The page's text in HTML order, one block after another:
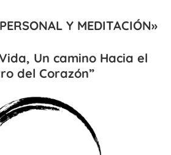
Y MEDITACIÓN»
Un camino Hacia el
del Corazón”